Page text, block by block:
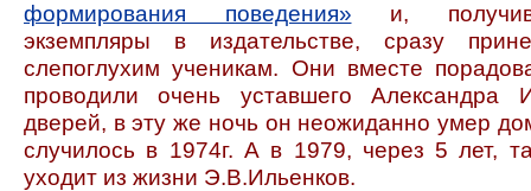
формирования поведения»
и,
экземпляры в издательстве, сразу
слепоглухим ученикам. Они вместе
проводили очень уставшего Александра
дверей, в эту же ночь он неожиданно умер
случилось в 1974г. А в 1979, через 5 лет,
уходит из жизни Э.В.Ильенков.